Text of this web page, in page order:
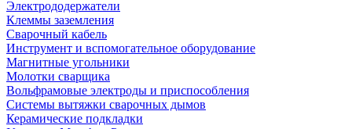
Электрододержатели
Клеммы заземления
Сварочный кабель
Инструмент и вспомогательное оборудование
Магнитные угольники
Молотки сварщика
Вольфрамовые электроды и приспособления
Системы вытяжки сварочных дымов
Керамические подкладки